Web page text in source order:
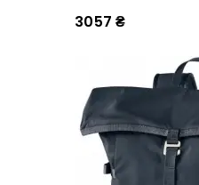
3057 ₴